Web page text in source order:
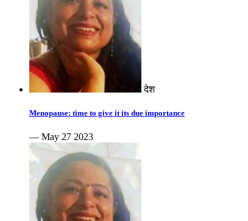
देश
Menopause: time to give it its due importance
— May 27 2023